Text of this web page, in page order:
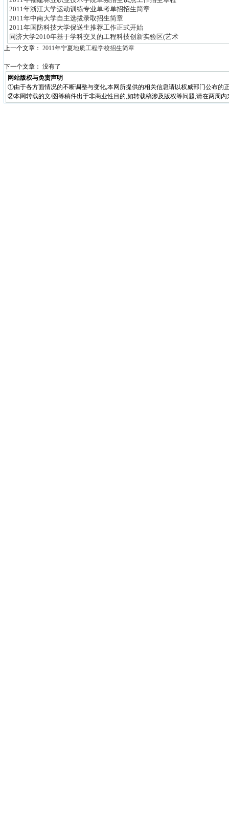
2011年浙江大学运动训练专业单考单招招生简章
2011年中南大学自主选拔录取招生简章
2011年国防科技大学保送生推荐工作正式开始
同济大学2010年基于学科交叉的工程科技创新实验区(艺术
上一个文章： 2011年宁夏地质工程学校招生简章
下一个文章： 没有了
网站版权与免责声明
①由于各方面情况的不断调整与变化,本网所提供的相关信息请以权威部门公布的
②本网转载的文/图等稿件出于非商业性目的,如转载稿涉及版权等问题,请在两周内